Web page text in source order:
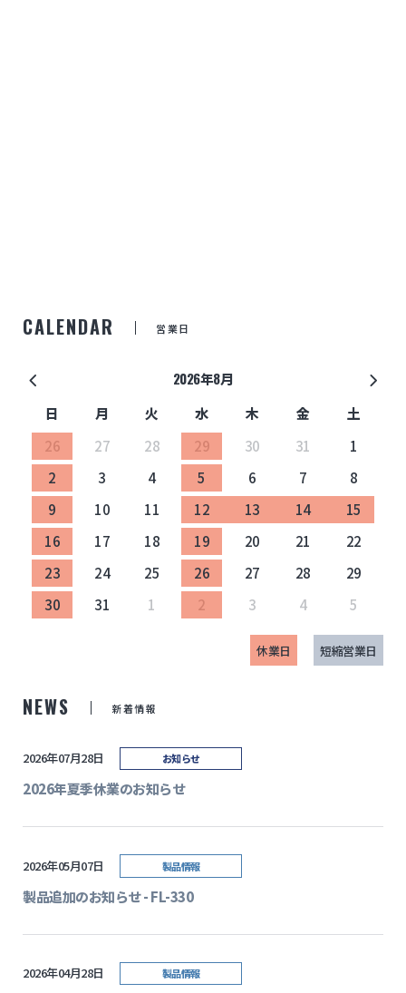
CALENDAR 営業日
2026年8月
日 月 火 水 木 金
土
26
27 28 29 30 31
1
2
3 4 5 6 7
8
9
10 11 12 13 14
15
16
17 18 19 20 21
22
23
24 25 26 27 28
29
30
31 1 2 3 4 5
休業日 短縮営業日
NEWS 新着情報
2026年07月28日 お知らせ
2026年夏季休業のお知らせ
2026年05月07日 製品情報
製品追加のお知らせ - FL-330
2026年04月28日 製品情報